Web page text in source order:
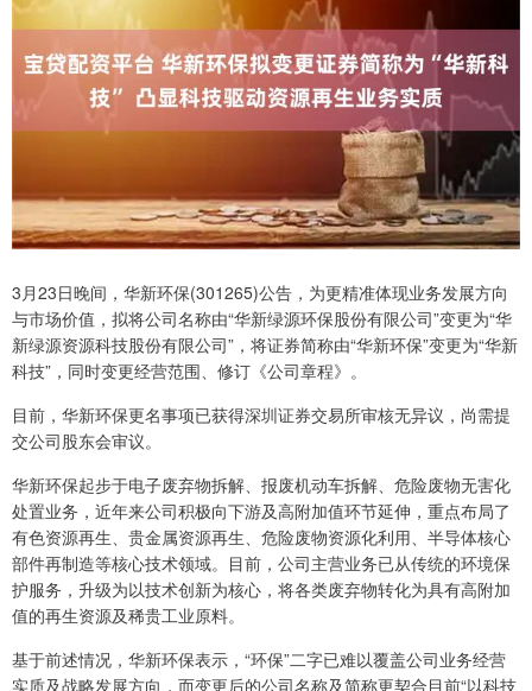
3月23日晚间，华新环保(301265)公告，为更精准体现业务发展方向
与市场价值，拟将公司名称由“华新绿源环保股份有限公司”变更为“华
新绿源资源科技股份有限公司”，将证券简称由“华新环保”变更为“华新
科技”，同时变更经营范围、修订《公司章程》。
目前，华新环保更名事项已获得深圳证券交易所审核无异议，尚需提
交公司股东会审议。
华新环保起步于电子废弃物拆解、报废机动车拆解、危险废物无害化
处置业务，近年来公司积极向下游及高附加值环节延伸，重点布局了
有色资源再生、贵金属资源再生、危险废物资源化利用、半导体核心
部件再制造等核心技术领域。目前，公司主营业务已从传统的环境保
护服务，升级为以技术创新为核心，将各类废弃物转化为具有高附加
值的再生资源及稀贵工业原料。
基于前述情况，华新环保表示，“环保”二字已难以覆盖公司业务经营
实质及战略发展方向，而变更后的公司名称及简称更契合目前“以科技